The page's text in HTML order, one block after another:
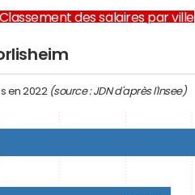
Classement des salaires par ville
en 2022 (source : JDN d'après l'Insee)